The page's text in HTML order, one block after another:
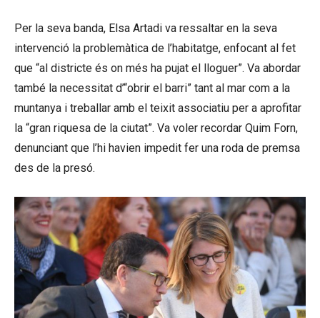
Per la seva banda, Elsa Artadi va ressaltar en la seva
intervenció la problemàtica de l’habitatge, enfocant al fet
que “al districte és on més ha pujat el lloguer”. Va abordar
també la necessitat d’“obrir el barri” tant al mar com a la
muntanya i treballar amb el teixit associatiu per a aprofitar
la “gran riquesa de la ciutat”. Va voler recordar Quim Forn,
denunciant que l’hi havien impedit fer una roda de premsa
des de la presó.